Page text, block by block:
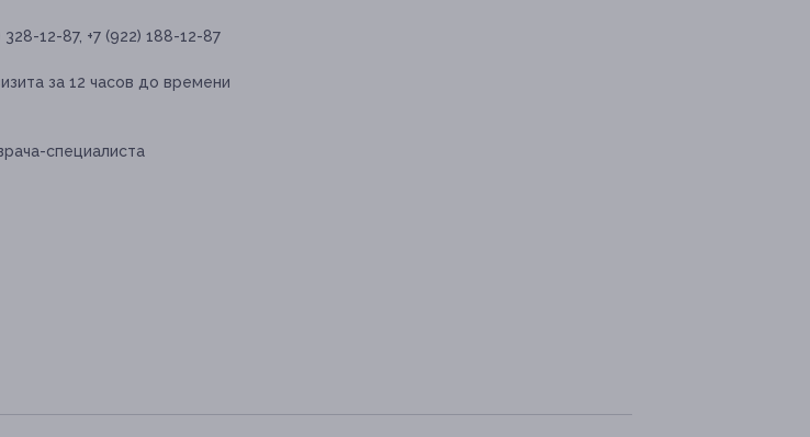
12-87, +7 (922) 188-12-87
за 12 часов до времени
специалиста